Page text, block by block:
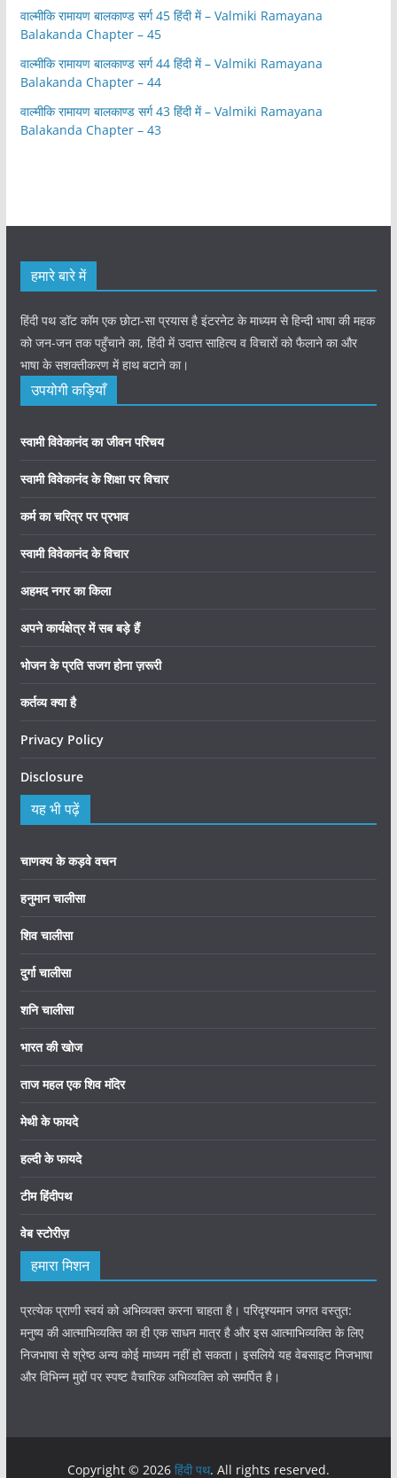
वाल्मीकि रामायण बालकाण्ड सर्ग 45 हिंदी में – Valmiki Ramayana
Balakanda Chapter – 45
वाल्मीकि रामायण बालकाण्ड सर्ग 44 हिंदी में – Valmiki Ramayana
Balakanda Chapter – 44
वाल्मीकि रामायण बालकाण्ड सर्ग 43 हिंदी में – Valmiki Ramayana
Balakanda Chapter – 43
हमारे बारे में
हिंदी पथ डॉट कॉम एक छोटा-सा प्रयास है इंटरनेट के माध्यम से हिन्दी भाषा की महक
को जन-जन तक पहुँचाने का, हिंदी में उदात्त साहित्य व विचारों को फैलाने का और
भाषा के सशक्तीकरण में हाथ बटाने का।
उपयोगी कड़ियाँ
स्वामी विवेकानंद का जीवन परिचय
स्वामी विवेकानंद के शिक्षा पर विचार
कर्म का चरित्र पर प्रभाव
स्वामी विवेकानंद के विचार
अहमद नगर का किला
अपने कार्यक्षेत्र में सब बड़े हैं
भोजन के प्रति सजग होना ज़रूरी
कर्तव्य क्या है
Privacy Policy
Disclosure
यह भी पढ़ें
चाणक्य के कड़वे वचन
हनुमान चालीसा
शिव चालीसा
दुर्गा चालीसा
शनि चालीसा
भारत की खोज
ताज महल एक शिव मंदिर
मेथी के फायदे
हल्दी के फायदे
टीम हिंदीपथ
वेब स्टोरीज़
हमारा मिशन
प्रत्येक प्राणी स्वयं को अभिव्यक्त करना चाहता है। परिदृश्यमान जगत वस्तुत:
मनुष्य की आत्माभिव्यक्ति का ही एक साधन मात्र है और इस आत्माभिव्यक्ति के लिए
निजभाषा से श्रेष्ठ अन्य कोई माध्यम नहीं हो सकता। इसलिये यह वेबसाइट निजभाषा
और विभिन्न मुद्दों पर स्पष्ट वैचारिक अभिव्यक्ति को समर्पित है।
Copyright © 2026 हिंदी पथ. All rights reserved.